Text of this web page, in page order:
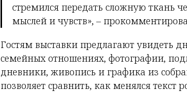
стремился передать сложную ткань
мыслей и чувств», –
Гостям выставки предлагают увидеть
семейных отношениях, фотографии,
дневники, живопись и графика из
позволяет сравнить, как менялся